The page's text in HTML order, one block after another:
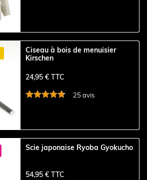
Ciseau à bois de menuisier
Kirschen
24,95 € TTC
25 avis
Scie japonaise Ryoba Gyokucho
54,95 € TTC